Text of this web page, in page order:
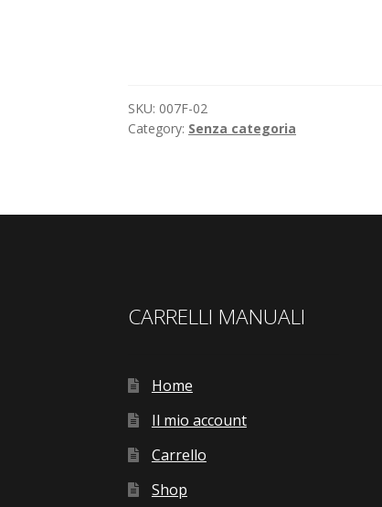
SKU: 007F-02
Category: Senza categoria
CARRELLI MANUALI
Home
Il mio account
Carrello
Shop